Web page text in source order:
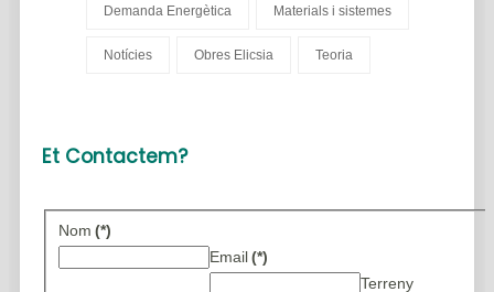
Demanda Energètica Materials i sistemes
Notícies Obres Elicsia Teoria
Et Contactem?
Nom (*)
Email (*)
Terreny